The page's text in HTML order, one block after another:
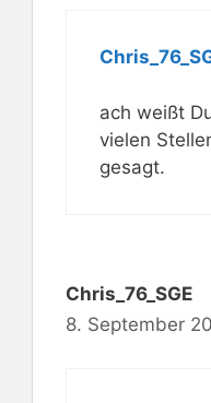
ach weißt
vielen
gesagt.
Chris_76_SGE
8. September